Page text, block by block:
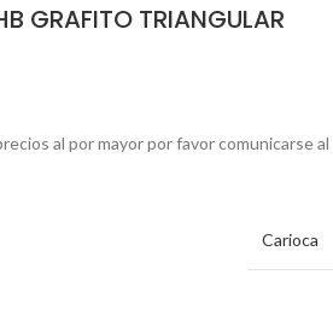
GRAFITO TRIANGULAR
al por mayor por favor comunicarse al
Carioca